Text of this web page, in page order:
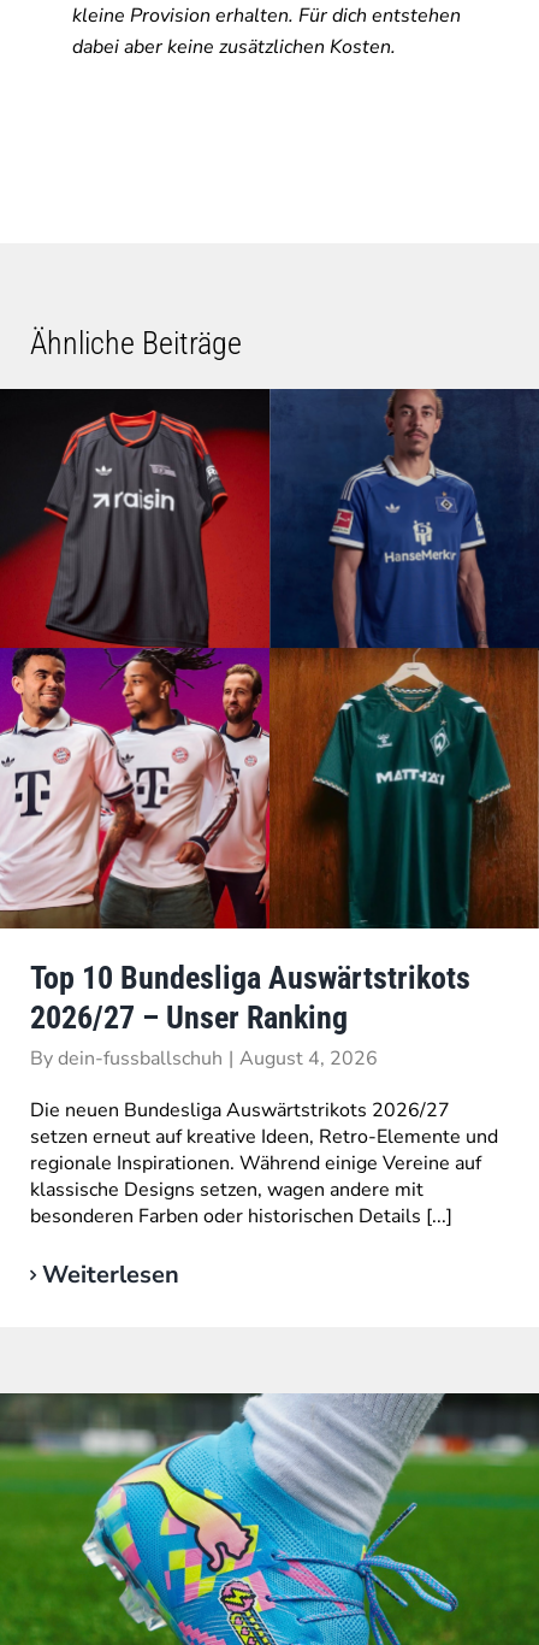
kleine Provision erhalten. Für dich entstehen
dabei aber keine zusätzlichen Kosten.
Ähnliche Beiträge
Top 10 Bundesliga Auswärtstrikots
2026/27 – Unser Ranking
Bydein-fussballschuh | August 4, 2026
Die neuen Bundesliga Auswärtstrikots 2026/27
setzen erneut auf kreative Ideen, Retro-Elemente und
regionale Inspirationen. Während einige Vereine auf
klassische Designs setzen, wagen andere mit
besonderen Farben oder historischen Details [...]
Weiterlesen